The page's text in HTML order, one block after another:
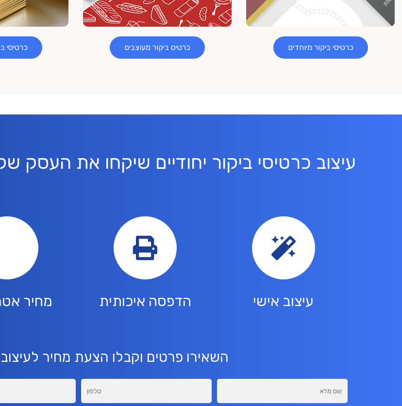
כרטיסי ביקור מיוחדים כרטיס ביקור מעוצבים כרטיסי
עיצוב כרטיסי ביקור יחודיים שיקחו את
עיצוב אישי הדפסה איכותית מחיר
השאירו פרטים וקבלו הצעת מחיר לעיצוב